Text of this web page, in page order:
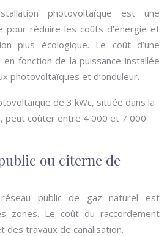
photovoltaïque est une
pour réduire les coûts d’énergie et
plus écologique. Le coût d’une
fonction de la puissance installée
photovoltaïques et d’onduleur.
de 3 kWc, située dans la
peut coûter entre 4 000 et 7 000
ou citerne de
public de gaz naturel est
zones. Le coût du raccordement
des travaux de canalisation.